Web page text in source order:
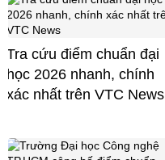
Tra cứu điểm chuẩn đại
học 2026 nhanh, chính
xác nhất trên VTC News